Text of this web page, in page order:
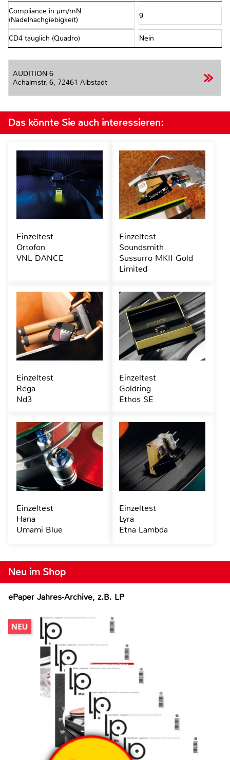
Compliance in µm/mN
(Nadelnachgiebigkeit)
9
CD4 tauglich (Quadro) Nein
AUDITION 6
Achalmstr. 6, 72461 Albstadt
Neu im Shop
ePaper Jahres-Archive, z.B. LP
Das könnte Sie auch interessieren:
Einzeltest
Ortofon
VNL DANCE
Einzeltest
Soundsmith
Sussurro MKII Gold
Limited
Einzeltest
Rega
Nd3
Einzeltest
Goldring
Ethos SE
Einzeltest
Hana
Umami Blue
Einzeltest
Lyra
Etna Lambda